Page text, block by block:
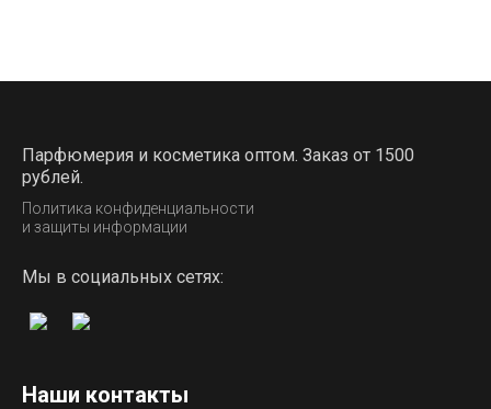
Парфюмерия и косметика оптом. Заказ от 1500
рублей.
Политика конфиденциальности
и защиты информации
Мы в социальных сетях:
Наши контакты